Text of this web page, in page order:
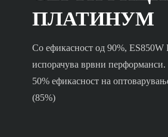
ПЛАТИНУМ
Со ефикасност од 90%, ES850W
испорачува врвни перформанси.
50% ефикасност на
(85%)